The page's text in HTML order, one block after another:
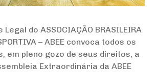
do ASSOCIAÇÃO BRASILEIRA
– ABEE convoca todos os
em pleno gozo de seus direitos, a
Extraordinária da ABEE